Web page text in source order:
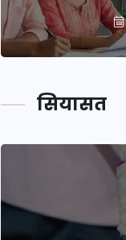
सियासत